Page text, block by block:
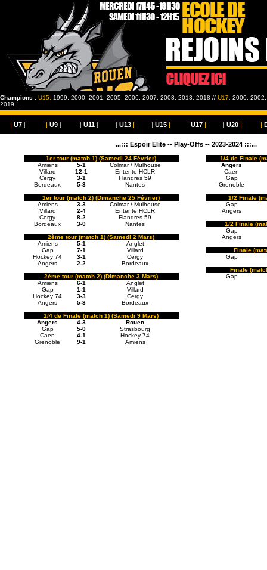
Champions : U15: 1999, 2000, 2001, 2005, 2006, 2007, 2008, 2013, 2018 // U17: 2000,
2019 ...
| U7 | | U9 | |U11 | | U13 | | U15 | | U17 | | U20 | |
...::: Espoir Elite -- Play-Offs -- 2023-2024 :::...
1er tour (match 1) (Samedi 24 Février)
Amiens
5-1
Colmar / Mulhouse
Villard
12-1
Entente HCLR
Cergy
3-1
Flandres 59
Bordeaux
5-3
Nantes
1er tour (match 2) (Dimanche 25 Février)
Amiens
3-3
Colmar / Mulhouse
Villard
2-4
Entente HCLR
Cergy
8-2
Flandres 59
Bordeaux
3-0
Nantes
2ème tour (match 1) (Samedi 2 Mars)
Amiens
5-1
Anglet
Gap
7-1
Villard
Hockey 74
3-1
Cergy
Angers
2-2
Bordeaux
2ème tour (match 2) (Dimanche 3 Mars)
Amiens
6-1
Anglet
Gap
1-1
Villard
Hockey 74
3-3
Cergy
Angers
5-3
Bordeaux
1/4 de Finale (match 1) (Samedi 9 Mars)
Angers
4-3
Rouen
Gap
5-0
Strasbourg
Caen
4-1
Hockey 74
Grenoble
9-1 Amiens
1/4 de Finale
Angers
Caen
Gap
Grenoble
1/2 Finale
Gap
Angers
1/2 Finale
Gap
Angers
Finale
Gap
Finale
Gap